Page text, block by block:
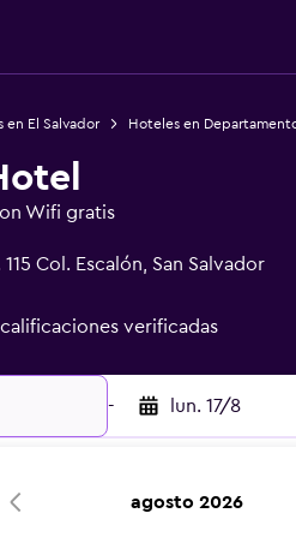
en El Salvador Hoteles en
Wifi gratis
Col. Escalón, San Salvador
calificaciones verificadas
- lun. 17/8
agosto 2026